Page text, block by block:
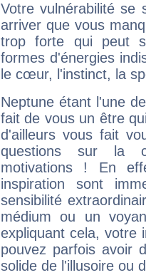
Votre vulnérabilité se
arriver que vous
trop forte qui peut
formes d'énergies
le cœur, l'instinct, la
Neptune étant l'une
fait de vous un être
d'ailleurs vous fait
questions sur la
motivations ! En
inspiration sont
sensibilité
médium ou un
expliquant cela, votre
pouvez parfois avoir
solide de l'illusoire ou